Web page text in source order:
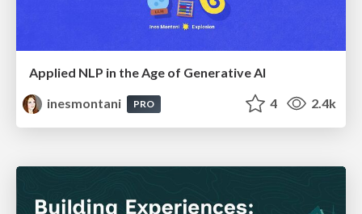
Applied NLP in the Age of Generative AI
inesmontani
PRO 4 2.4k